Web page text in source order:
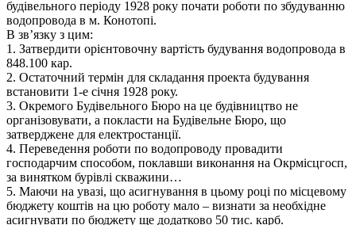
будівельного періоду 1928 року почати роботи по збудуванню
водопровода в м. Конотопі.
В зв’язку з цим:
1. Затвердити орієнтовочну вартість будування водопровода в
848.100 кар.
2. Остаточний термін для складання проекта будування
встановити 1-е січня 1928 року.
3. Окремого Будівельного Бюро на це будівництво не
організовувати, а покласти на Будівельне Бюро, що
затверджене для електростанції.
4. Переведення роботи по водопроводу провадити
господарчим способом, поклавши виконання на Окрмісцгосп,
за винятком бурівлі скважини…
5. Маючи на увазі, що асигнування в цьому році по місцевому
бюджету коштів на цю роботу мало – визнати за необхідне
асигнувати по бюджету ще додатково 50 тис. карб.